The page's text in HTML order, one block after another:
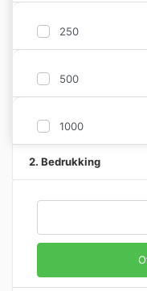
250
500
1000
2. Bedrukking